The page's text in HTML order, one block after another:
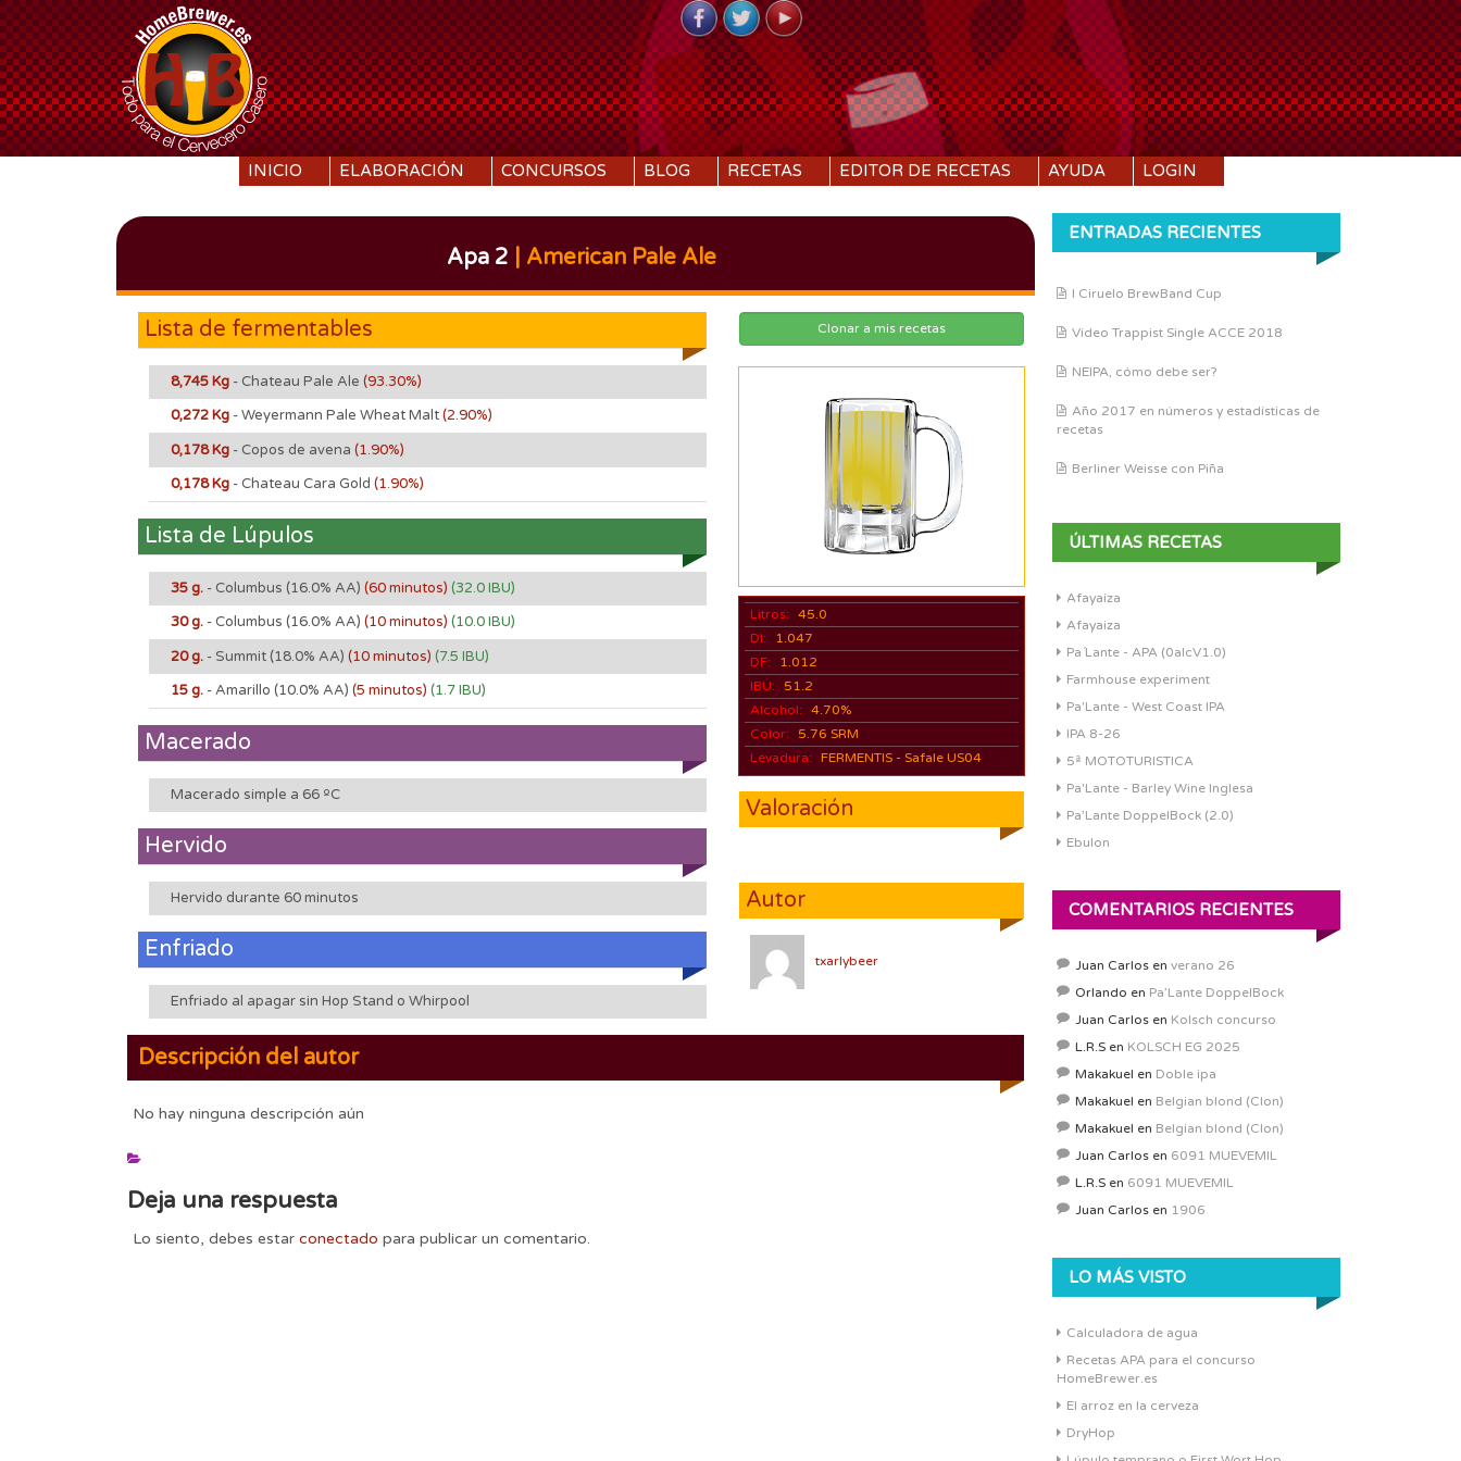
SKIP TO CONTENT
INICIO ELABORACIÓN CONCURSOS BLOG RECETAS EDITOR DE RECETAS AYUDA LOGIN
Apa 2 | American Pale Ale
Lista de fermentables
8,745 Kg - Chateau Pale Ale (93.30%)
0,272 Kg - Weyermann Pale Wheat Malt(2.90%)
0,178 Kg - Copos de avena (1.90%)
0,178 Kg - Chateau Cara Gold (1.90%)
Lista de Lúpulos
35 g. - Columbus (16.0% AA) (60 minutos) (32.0 IBU)
30 g. - Columbus (16.0% AA) (10 minutos) (10.0 IBU)
20 g. - Summit (18.0% AA) (10 minutos) (7.5 IBU)
15 g. - Amarillo (10.0% AA) (5 minutos) (1.7 IBU)
Macerado
Macerado simple a 66 ºC
Hervido
Hervido durante 60 minutos
Enfriado
Enfriado al apagar sin Hop Stand o Whirpool
Clonar a mis recetas
Litros: 45.0
DI:
1.047
DF:
1.012
IBU:
51.2
Alcohol: 4.70%
Color:
5.76 SRM
Levadura: FERMENTIS - Safale US04
Valoración
Autor
txarlybeer
Descripción del autor
No hay ninguna descripción aún
Deja una respuesta
Lo siento, debes estar conectado para publicar un comentario.
ENTRADAS RECIENTES
I Ciruelo BrewBand Cup
Vídeo Trappist Single ACCE 2018
NEIPA, cómo debe ser?
Año 2017 en números y estadísticas de
recetas
Berliner Weisse con Piña
ÚLTIMAS RECETAS
Afayaiza
Afayaiza
Pa´Lante - APA (0alcV1.0)
Farmhouse experiment
Pa'Lante - West Coast IPA
IPA 8-26
5ª MOTOTURISTICA
Pa'Lante - Barley Wine Inglesa
Pa’Lante DoppelBock (2.0)
Ebulon
COMENTARIOS RECIENTES
Juan Carlos en verano 26
Orlando en Pa’Lante DoppelBock
Juan Carlos en Kolsch concurso
L.R.S en KOLSCH EG 2025
Makakuel en Doble ipa
Makakuel en Belgian blond (Clon)
Makakuel en Belgian blond (Clon)
Juan Carlos en 6091 MUEVEMIL
L.R.S en 6091 MUEVEMIL
Juan Carlos en 1906
LO MÁS VISTO
Calculadora de agua
Recetas APA para el concurso
HomeBrewer.es
El arroz en la cerveza
DryHop